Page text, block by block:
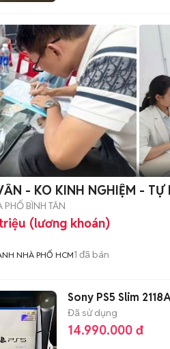
- KO KINH NGHIỆM -
BÌNH TÂN
(lương khoán)
NHÀ PHỐ HCM1 đã bán
Sony PS5 Slim
Đã sử dụng
14.990.000 đ